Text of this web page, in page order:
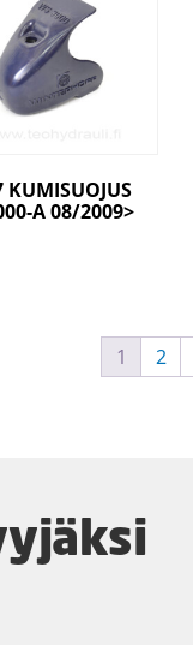
KUMISUOJUS
A 08/2009>
1 2